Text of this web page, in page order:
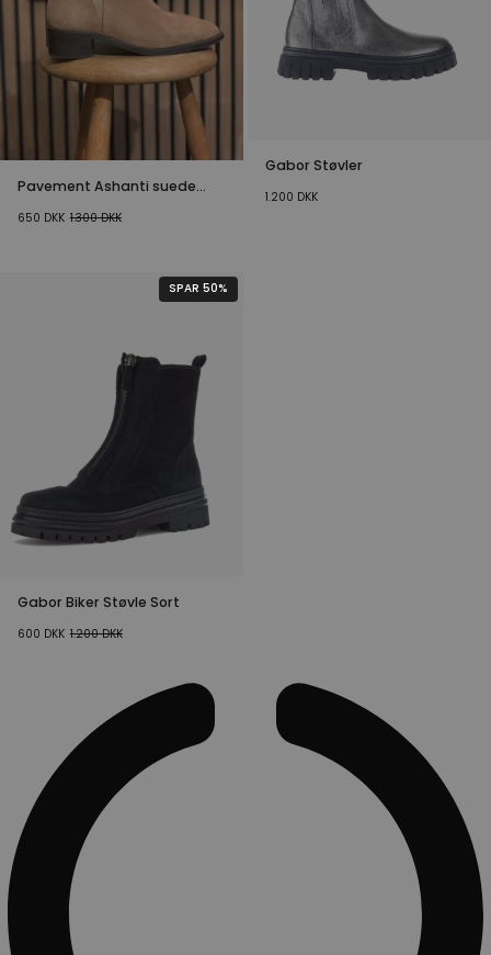
Pavement Ashanti suede
650 DKK 1.300DKK
Gabor Støvler
1.200 DKK
SPAR 50%
Gabor Biker Støvle Sort
600 DKK 1.200DKK